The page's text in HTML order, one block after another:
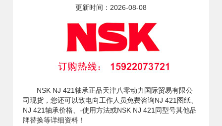
更新时间：2026-08-08
NSK NJ 421轴承正品天津八零动力国际贸易有限公
司现货，您还可以致电向工作人员免费咨询NJ 421图纸、
NJ 421轴承价格、-使用方法或NSK NJ 421同型号其他品
牌替换等详细资料！